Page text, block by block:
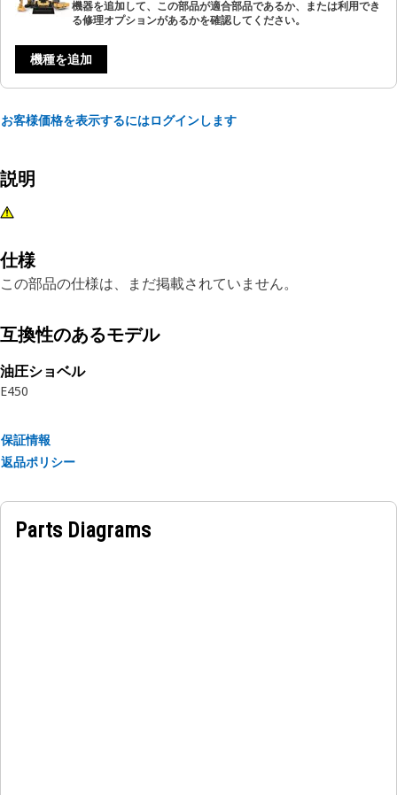
機器を追加して、この部品が適合部品であるか、または利用でき
る修理オプションがあるかを確認してください。
機種を追加
お客様価格を表示するにはログインします
説明
仕様
この部品の仕様は、まだ掲載されていません。
互換性のあるモデル
油圧ショベル
E450
保証情報
返品ポリシー
Parts Diagrams